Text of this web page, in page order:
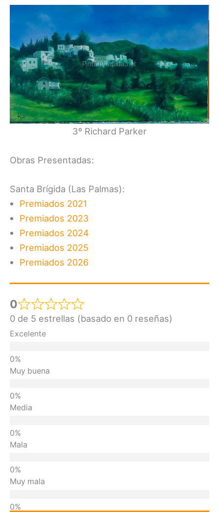
3º Richard Parker
Obras Presentadas:
Santa Brígida (Las Palmas):
Premiados 2021
Premiados 2023
Premiados 2024
Premiados 2025
Premiados 2026
0
0 de 5 estrellas (basado en 0 reseñas)
Excelente
Muy buena
Media
Mala
Muy mala